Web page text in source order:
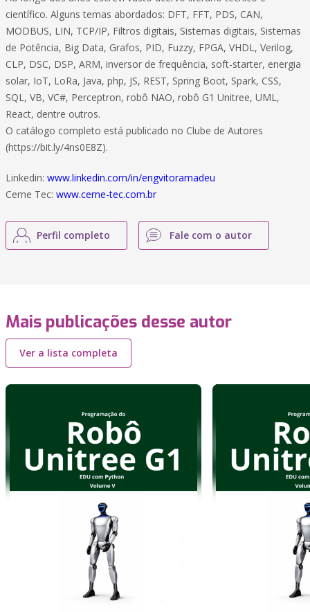
científico. Alguns temas abordados: DFT, FFT, PDS, CAN,
MODBUS, LIN, TCP/IP, Filtros digitais, Sistemas digitais, Sistemas
de Potência, Big Data, Grafos, PID, Fuzzy, FPGA, VHDL, Verilog,
CLP, DSC, DSP, ARM, inversor de frequência, soft-starter, energia
solar, IoT, LoRa, Java, php, JS, REST, Spring Boot, Spark, CSS,
SQL, VB, VC#, Perceptron, robô NAO, robô G1 Unitree, UML,
React, dentre outros.
O catálogo completo está publicado no Clube de Autores
(https://bit.ly/4ns0E8Z).
Linkedin: www.linkedin.com/in/engvitoramadeu
Cerne Tec: www.cerne-tec.com.br
Perfil completo Fale com o autor
Mais publicações desse autor
Ver a lista completa